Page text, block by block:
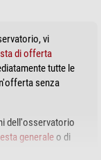
vi
di offerta
tutte le
senza
dell'osservatorio
generale o di